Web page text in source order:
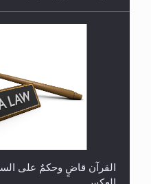
هل تعتبر الأشفار
والأظافر البلاستيكية
يُسمح الصلاة بها؟
القرآن قاضٍ وحكمٌ على